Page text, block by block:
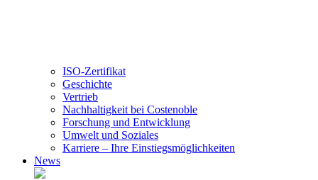
ISO-Zertifikat
Geschichte
Vertrieb
Nachhaltigkeit bei Costenoble
Forschung und Entwicklung
Umwelt und Soziales
Karriere – Ihre Einstiegsmöglichkeiten
News